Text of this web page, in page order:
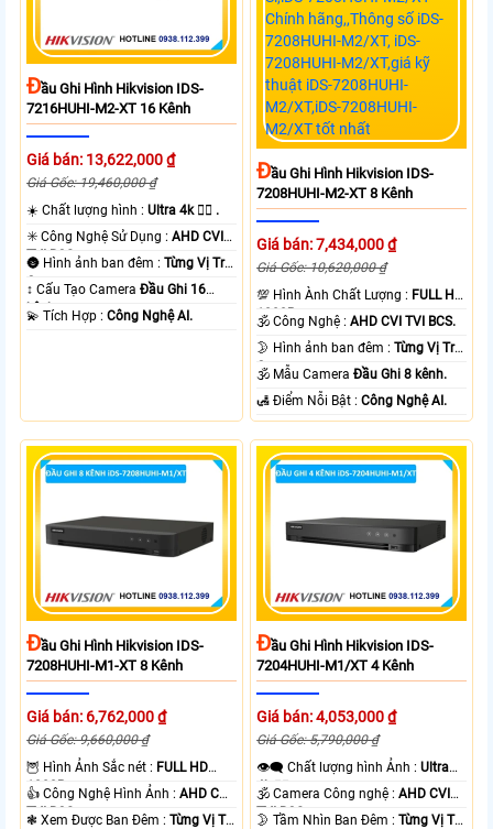
ĐẦu Ghi Hình Hikvision IDS-
7216HUHI-M2-XT 16 Kênh
Giá bán: 13,622,000 ₫
Giá Gốc: 19,460,000 ₫
☀️ Chất lượng hình :Ultra 4k 👍🏾 .
✳️ Công Nghệ Sử Dụng :AHD CVI
TVI BCS.
🌚 Hình ảnh ban đêm :Từng Vị Trí
Camera .
↕️ Cấu Tạo CameraĐầu Ghi 16
kênh.
️💫 Tích Hợp :Công Nghệ AI.
ĐẦu Ghi Hình Hikvision IDS-
7208HUHI-M2-XT 8 Kênh
Giá bán: 7,434,000 ₫
Giá Gốc: 10,620,000 ₫
💯 Hình Ành Chất Lượng : FULL HD
1080P .
🕉️ Công Nghệ :AHD CVI TVI BCS.
🌛 Hình ảnh ban đêm :Từng Vị Trí
Camera .
🕉️ Mẫu CameraĐầu Ghi 8 kênh.
️🛃 Điểm Nỗi Bật :Công Nghệ AI.
ĐẦu Ghi Hình Hikvision IDS-
7208HUHI-M1-XT 8 Kênh
Giá bán: 6,762,000 ₫
Giá Gốc: 9,660,000 ₫
🦉 Hình Ảnh Sắc nét : FULL HD
1080P .
👍 Công Nghệ Hình Ảnh :AHD CVI
TVI BCS.
❃ Xem Được Ban Đêm :Từng Vị Trí
ĐẦu Ghi Hình Hikvision IDS-
7204HUHI-M1/XT 4 Kênh
Giá bán: 4,053,000 ₫
Giá Gốc: 5,790,000 ₫
👁️‍🗨 Chất lượng hình Ảnh :Ultra
4k 👍🏾 .
🕉️ Camera Công nghệ :AHD CVI
TVI BCS.
🌛 Tầm Nhìn Ban Đêm :Từng Vị Trí